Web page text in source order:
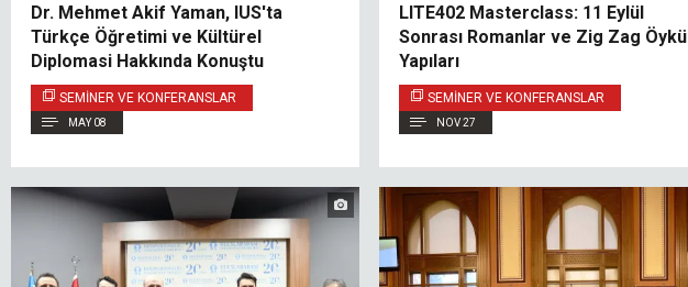
Dr. Mehmet Akif Yaman, IUS'ta
Türkçe Öğretimi ve Kültürel
Diplomasi Hakkında Konuştu
SEMINER VE KONFERANSLAR
MAY 08
LITE402 Masterclass: 11 Eylül
Sonrası Romanlar ve Zig Zag Öykü
Yapıları
SEMINER VE KONFERANSLAR
NOV 27